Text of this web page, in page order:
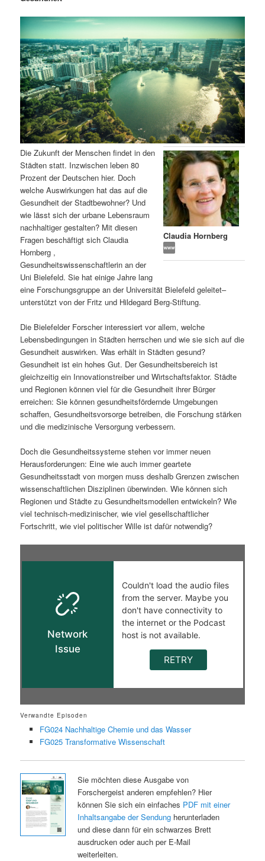
ä
r
e
n
I
n
h
a
l
t
s
p
r
i
n
g
e
n
d
ä
r
e
n
I
n
h
a
l
t
s
p
r
i
n
n
n
a
v
i
g
a
t
i
o
n
Claudia Hornberg
Die Zukunft der Menschen findet in den
Städten statt. Inzwischen leben 80
Prozent der Deutschen hier. Doch
welche Auswirkungen hat das auf die
Gesundheit der Stadtbewohner? Und
wie lässt sich der urbane Lebensraum
nachhaltiger gestalten? Mit diesen
Fragen beschäftigt sich Claudia
Hornberg ,
Gesundheitswissenschaftlerin an der
Uni Bielefeld. Sie hat einige Jahre lang
eine Forschungsgruppe an der Universität Bielefeld geleitet–
unterstützt von der Fritz und Hildegard Berg-Stiftung.
Die Bielefelder Forscher interessiert vor allem, welche
Lebensbedingungen in Städten herrschen und wie sie sich auf die
Gesundheit auswirken. Was erhält in Städten gesund?
Gesundheit ist ein hohes Gut. Der Gesundheitsbereich ist
gleichzeitig ein Innovationstreiber und Wirtschaftsfaktor. Städte
und Regionen können viel für die Gesundheit ihrer Bürger
erreichen: Sie können gesundheitsfördernde Umgebungen
schaffen, Gesundheitsvorsorge betreiben, die Forschung stärken
und die medizinische Versorgung verbessern.
Doch die Gesundheitssysteme stehen vor immer neuen
Herausforderungen: Eine wie auch immer geartete
Gesundheitsstadt von morgen muss deshalb Grenzen zwischen
wissenschaftlichen Disziplinen überwinden. Wie können sich
Regionen und Städte zu Gesundheitsmodellen entwickeln? Wie
viel technisch-medizinischer, wie viel gesellschaftlicher
Fortschritt, wie viel politischer Wille ist dafür notwendig?
Verwandte Episoden
FG024 Nachhaltige Chemie und das Wasser
FG025 Transformative Wissenschaft
Sie möchten diese Ausgabe von
Forschergeist anderen empfehlen? Hier
können Sie sich ein einfaches PDF mit einer
Inhaltsangabe der Sendungherunterladen
und diese dann für ein schwarzes Brett
ausdrucken oder auch per E-Mail
weiterleiten.